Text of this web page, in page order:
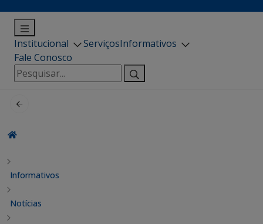
Institucional ServiçosInformativos
Fale Conosco
Pesquisar
por:
Informativos
Notícias